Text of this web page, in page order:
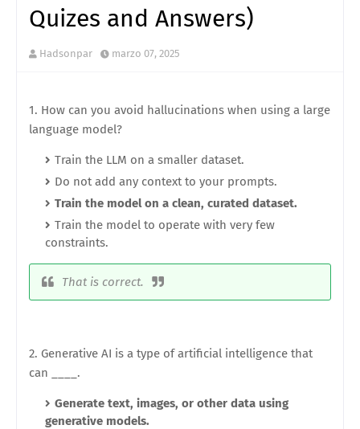
Quizes and Answers)
Hadsonpar marzo 07, 2025
1. How can you avoid hallucinations when using a large
language model?
Train the LLM on a smaller dataset.
Do not add any context to your prompts.
Train the model on a clean, curated dataset.
Train the model to operate with very few
constraints.
That is correct.
2. Generative AI is a type of artificial intelligence that
can ____.
Generate text, images, or other data using
generative models.